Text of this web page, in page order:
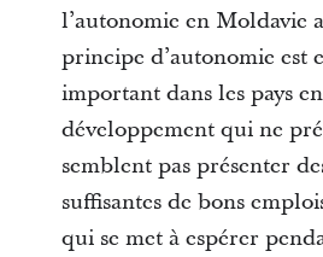
l’autonomie en Moldavie
principe d’autonomie est
important dans les pays
développement qui ne
semblent pas présenter
suffisantes de bons
qui se met à espérer